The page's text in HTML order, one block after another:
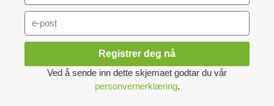
Registrer deg nå
Ved å sende inn dette skjemaet godtar du vår
personvernerklæring.